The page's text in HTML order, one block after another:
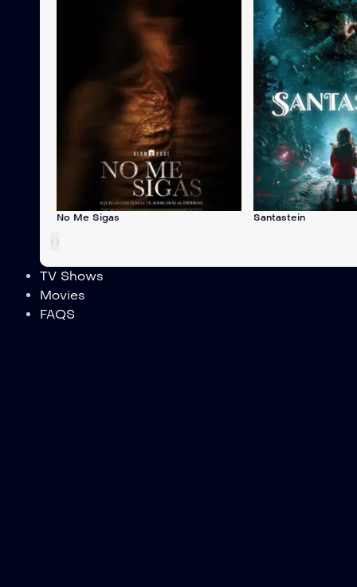
No Me Sigas Santastein
‹›
TV Shows
Movies
FAQS